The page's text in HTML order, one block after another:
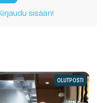
sisään!
OLUTPOSTI